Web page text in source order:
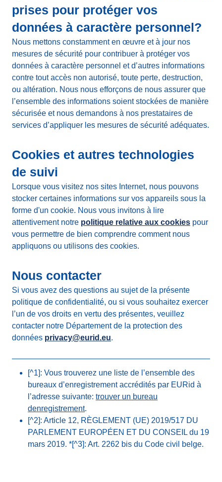
prises pour protéger vos
données à caractère personnel?
Nous mettons constamment en œuvre et à jour nos
mesures de sécurité pour contribuer à protéger vos
données à caractère personnel et d’autres informations
contre tout accès non autorisé, toute perte, destruction,
ou altération. Nous nous efforçons de nous assurer que
l’ensemble des informations soient stockées de manière
sécurisée et nous demandons à nos prestataires de
services d’appliquer les mesures de sécurité adéquates.
Cookies et autres technologies
de suivi
Lorsque vous visitez nos sites Internet, nous pouvons
stocker certaines informations sur vos appareils sous la
forme d'un cookie. Nous vous invitons à lire
attentivement notre politique relative aux cookies pour
vous permettre de bien comprendre comment nous
appliquons ou utilisons des cookies.
Nous contacter
Si vous avez des questions au sujet de la présente
politique de confidentialité, ou si vous souhaitez exercer
l’un de vos droits en vertu des présentes, veuillez
contacter notre Département de la protection des
données privacy@eurid.eu.
[^1]: Vous trouverez une liste de l’ensemble des
bureaux d’enregistrement accrédités par EURid à
l’adresse suivante: trouver un bureau
denregistrement.
[^2]: Article 12, RÈGLEMENT (UE) 2019/517 DU
PARLEMENT EUROPÉEN ET DU CONSEIL du 19
mars 2019. *[^3]: Art. 2262 bis du Code civil belge.